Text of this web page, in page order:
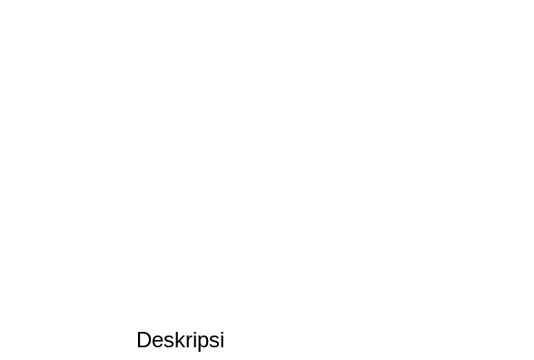
Deskripsi